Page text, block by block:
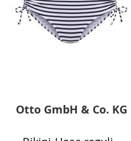
Otto GmbH & Co. KG